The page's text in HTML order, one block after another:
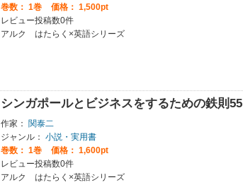
巻数： 1巻
価格： 1,500pt
レビュー投稿数0件
アルク はたらく×英語シリーズ
シンガポールとビジネスをするための鉄則55
作家：
関泰二
ジャンル： 小説・実用書
巻数： 1巻
価格： 1,600pt
レビュー投稿数0件
アルク はたらく×英語シリーズ